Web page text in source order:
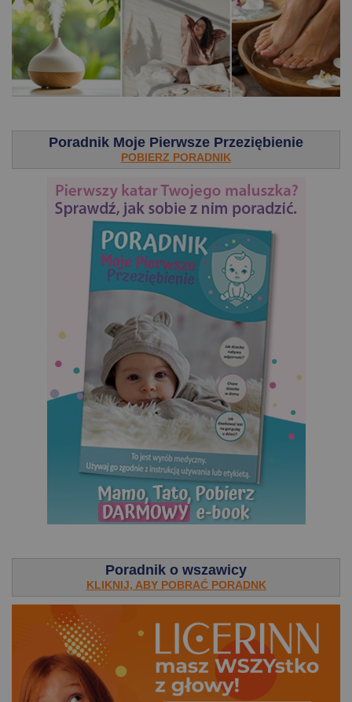
Poradnik Moje Pierwsze Przeziębienie
POBIERZ PORADNIK
Poradnik o wszawicy
KLIKNIJ, ABY POBRAĆ PORADNK